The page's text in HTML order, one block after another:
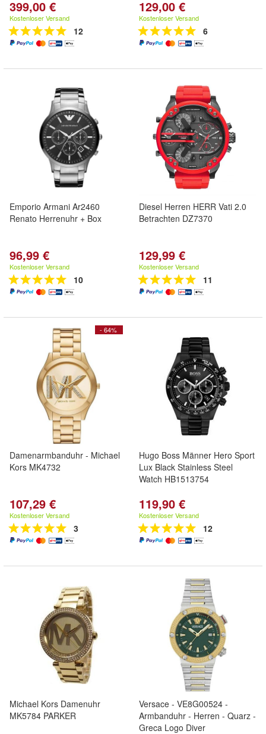
399,00 €
Kostenloser Versand
12
129,00 €
Kostenloser Versand
6
Emporio Armani Ar2460
Renato Herrenuhr + Box
96,99 €
Kostenloser Versand
10
Diesel Herren HERR Vati 2.0
Betrachten DZ7370
129,99 €
Kostenloser Versand
11
- 64%
Damenarmbanduhr - Michael
Kors MK4732
107,29 €
Kostenloser Versand
3
Hugo Boss Männer Hero Sport
Lux Black Stainless Steel
Watch HB1513754
119,90 €
Kostenloser Versand
12
Michael Kors Damenuhr
MK5784 PARKER
Versace - VE8G00524 -
Armbanduhr - Herren - Quarz -
Greca Logo Diver